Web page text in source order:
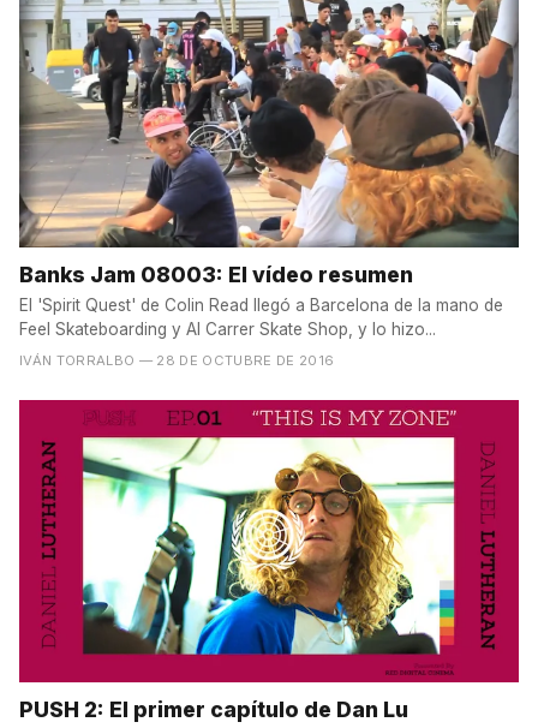
Banks Jam 08003: El vídeo resumen
El 'Spirit Quest' de Colin Read llegó a Barcelona de la mano de
Feel Skateboarding y Al Carrer Skate Shop, y lo hizo...
IVÁN TORRALBO — 28 DE OCTUBRE DE 2016
PUSH 2: El primer capítulo de Dan Lu